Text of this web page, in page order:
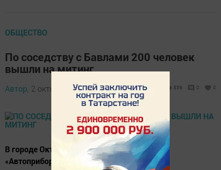
ОБЩЕСТВО
По соседству с Бавлами 200 человек
вышли на митинг
Автор, 2 октября 2016 - 16:20 856 0 0
В городе Октябрьском бывшие работники
«Автоприбора» требовали свою зарплату.